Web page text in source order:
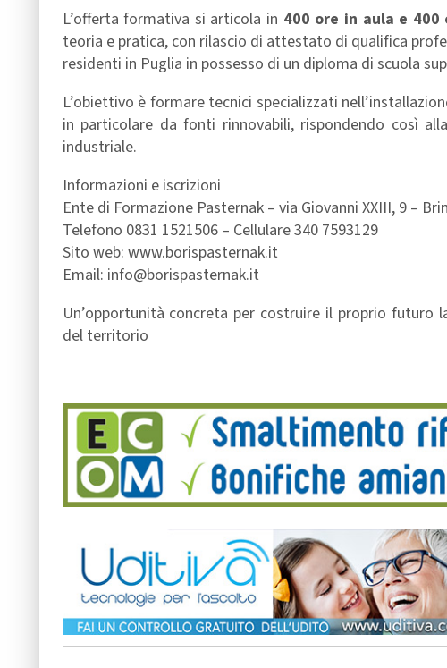
L’offerta formativa si articola in 400 ore in aula e 400
teoria e pratica, con rilascio di attestato di qualifica
residenti in Puglia in possesso di un diploma di scuola
L’obiettivo è formare tecnici specializzati
in particolare da fonti rinnovabili, rispondendo così
industriale.
Informazioni e iscrizioni
Ente di Formazione Pasternak – via Giovanni XXIII, 9 –
Telefono 0831 1521506 – Cellulare 340 7593129
Sito web: www.borispasternak.it
Email: info@borispasternak.it
Un’opportunità concreta per costruire il proprio
del territorio